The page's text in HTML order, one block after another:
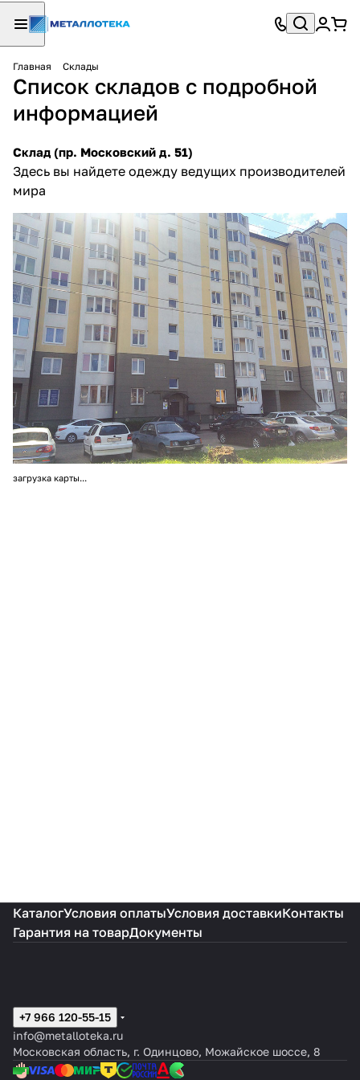
Главная Склады
Список складов с подробной
информацией
Склад (пр. Московский д. 51)
Здесь вы найдете одежду ведущих производителей
мира
загрузка карты...
КаталогУсловия оплатыУсловия доставкиКонтакты
Гарантия на товарДокументы
+7 966 120-55-15
info@metalloteka.ru
Московская область, г. Одинцово, Можайское шоссе, 8